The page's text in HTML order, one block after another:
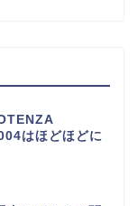
はほどほどに